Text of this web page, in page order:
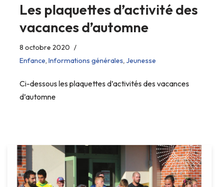
Les plaquettes d’activité des
vacances d’automne
8 octobre 2020
Enfance, Informations générales, Jeunesse
Ci-dessous les plaquettes d’activités des vacances
d’automne